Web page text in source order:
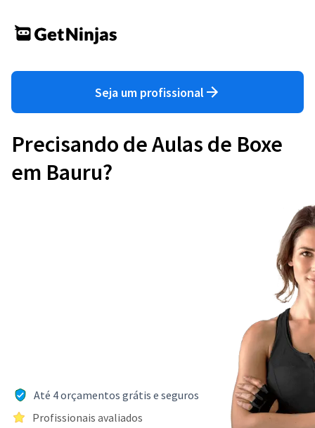
Seja um profissional
Precisando de Aulas de Boxe
em Bauru?
Até 4 orçamentos grátis e seguros
Profissionais avaliados